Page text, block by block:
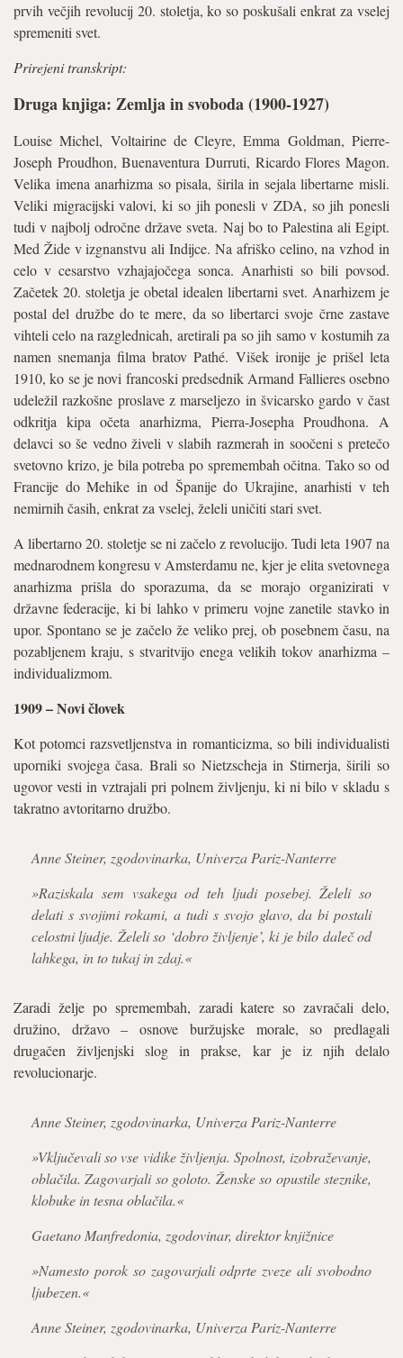
prvih večjih revolucij 20. stoletja, ko so poskušali enkrat za vselej
spremeniti svet.
Prirejeni transkript:
Druga knjiga: Zemlja in svoboda (1900-1927)
Louise Michel, Voltairine de Cleyre, Emma Goldman, Pierre-
Joseph Proudhon, Buenaventura Durruti, Ricardo Flores Magon.
Velika imena anarhizma so pisala, širila in sejala libertarne misli.
Veliki migracijski valovi, ki so jih ponesli v ZDA, so jih ponesli
tudi v najbolj odročne države sveta. Naj bo to Palestina ali Egipt.
Med Žide v izgnanstvu ali Indijce. Na afriško celino, na vzhod in
celo v cesarstvo vzhajajočega sonca. Anarhisti so bili povsod.
Začetek 20. stoletja je obetal idealen libertarni svet. Anarhizem je
postal del družbe do te mere, da so libertarci svoje črne zastave
vihteli celo na razglednicah, aretirali pa so jih samo v kostumih za
namen snemanja filma bratov Pathé. Višek ironije je prišel leta
1910, ko se je novi francoski predsednik Armand Fallieres osebno
udeležil razkošne proslave z marseljezo in švicarsko gardo v čast
odkritja kipa očeta anarhizma, Pierra-Josepha Proudhona. A
delavci so še vedno živeli v slabih razmerah in soočeni s pretečo
svetovno krizo, je bila potreba po spremembah očitna. Tako so od
Francije do Mehike in od Španije do Ukrajine, anarhisti v teh
nemirnih časih, enkrat za vselej, želeli uničiti stari svet.
A libertarno 20. stoletje se ni začelo z revolucijo. Tudi leta 1907 na
mednarodnem kongresu v Amsterdamu ne, kjer je elita svetovnega
anarhizma prišla do sporazuma, da se morajo organizirati v
državne federacije, ki bi lahko v primeru vojne zanetile stavko in
upor. Spontano se je začelo že veliko prej, ob posebnem času, na
pozabljenem kraju, s stvaritvijo enega velikih tokov anarhizma –
individualizmom.
1909 – Novi človek
Kot potomci razsvetljenstva in romanticizma, so bili individualisti
uporniki svojega časa. Brali so Nietzscheja in Stirnerja, širili so
ugovor vesti in vztrajali pri polnem življenju, ki ni bilo v skladu s
takratno avtoritarno družbo.
Anne Steiner, zgodovinarka, Univerza Pariz-Nanterre
»Raziskala sem vsakega od teh ljudi posebej. Želeli so
delati s svojimi rokami, a tudi s svojo glavo, da bi postali
celostni ljudje. Želeli so ‘dobro življenje’, ki je bilo daleč od
lahkega, in to tukaj in zdaj.«
Zaradi želje po spremembah, zaradi katere so zavračali delo,
družino, državo – osnove buržujske morale, so predlagali
drugačen življenjski slog in prakse, kar je iz njih delalo
revolucionarje.
Anne Steiner, zgodovinarka, Univerza Pariz-Nanterre
»Vključevali so vse vidike življenja. Spolnost, izobraževanje,
oblačila. Zagovarjali so goloto. Ženske so opustile steznike,
klobuke in tesna oblačila.«
Gaetano Manfredonia, zgodovinar, direktor knjižnice
»Namesto porok so zagovarjali odprte zveze ali svobodno
ljubezen.«
Anne Steiner, zgodovinarka, Univerza Pariz-Nanterre